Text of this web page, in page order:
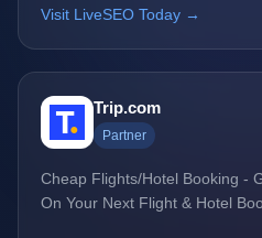
Visit LiveSEO Today →
Trip.com
Partner
Cheap Flights/Hotel Booking -
On Your Next Flight & Hotel